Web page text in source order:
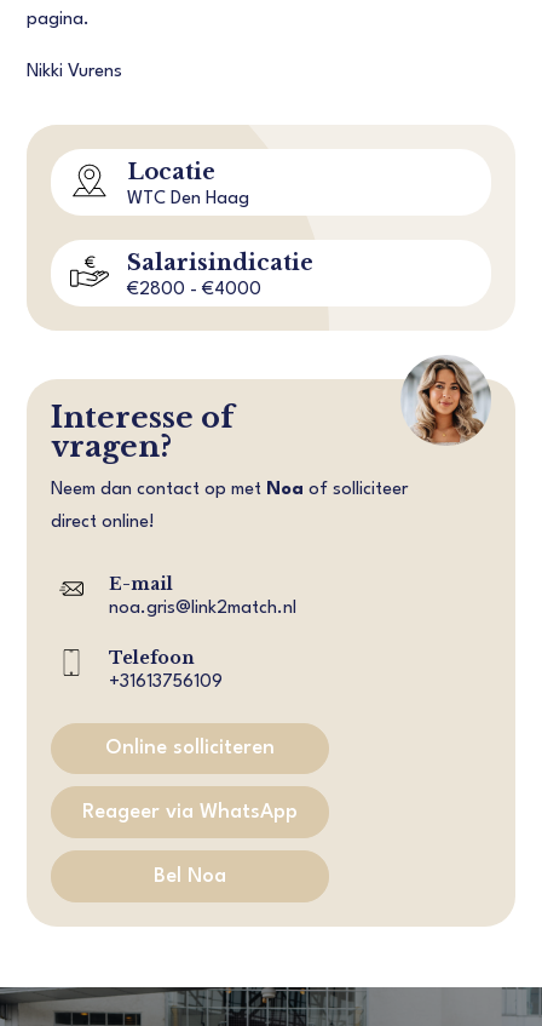
pagina.
Nikki Vurens
Locatie
WTC Den Haag
Salarisindicatie
€2800 - €4000
Interesse of
vragen?
Neem dan contact op met Noaof solliciteer
direct online!
E-mail
noa.gris@link2match.nl
Telefoon
+31613756109
Online solliciteren
Reageer via WhatsApp
Bel Noa